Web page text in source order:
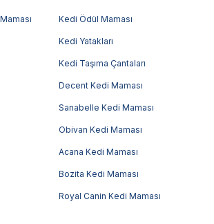
Kedi Ödül Maması
Kedi Yatakları
Kedi Taşıma Çantaları
Decent Kedi Maması
Sanabelle Kedi Maması
Obivan Kedi Maması
Acana Kedi Maması
Bozita Kedi Maması
Royal Canin Kedi Maması